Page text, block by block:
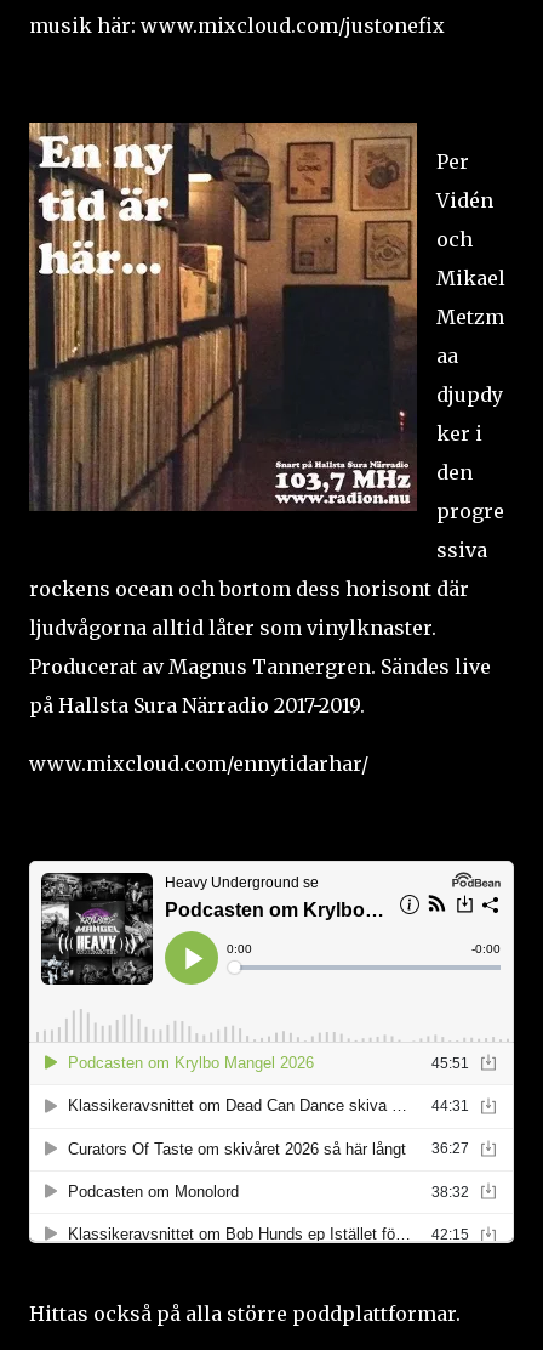
musik här: www.mixcloud.com/justonefix
Per
Vidén
och
Mikael
Metzm
aa
djupdy
ker i
den
progre
ssiva
rockens ocean och bortom dess horisont där
ljudvågorna alltid låter som vinylknaster.
Producerat av Magnus Tannergren. Sändes live
på Hallsta Sura Närradio 2017-2019.
www.mixcloud.com/ennytidarhar/
Hittas också på alla större poddplattformar.